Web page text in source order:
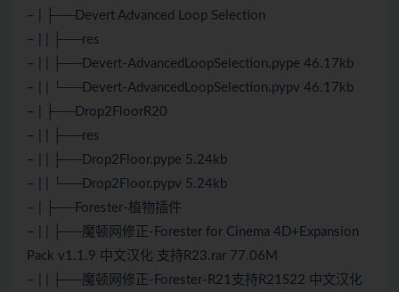
– | ├──Devert Advanced Loop Selection
– | | ├──res
– | | ├──Devert-AdvancedLoopSelection.pype 46.17kb
– | | └──Devert-AdvancedLoopSelection.pypv 46.17kb
– | ├──Drop2FloorR20
– | | ├──res
– | | ├──Drop2Floor.pype 5.24kb
– | | └──Drop2Floor.pypv 5.24kb
– | ├──Forester-植物插件
– | | ├──魔顿网修正-Forester for Cinema 4D+Expansion
Pack v1.1.9 中文汉化 支持R23.rar 77.06M
– | | ├──魔顿网修正-Forester-R21支持R21S22 中文汉化